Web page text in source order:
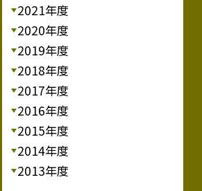
2021年度
2020年度
2019年度
2018年度
2017年度
2016年度
2015年度
2014年度
2013年度